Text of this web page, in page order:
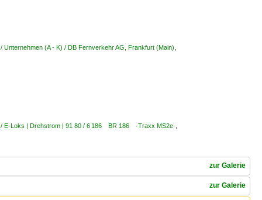
Unternehmen (A - K) / DB Fernverkehr AG, Frankfurt (Main)
E-Loks | Drehstrom | 91 80 / 6 186 BR 186 ·Traxx MS2e·
zur Galerie
zur Galerie